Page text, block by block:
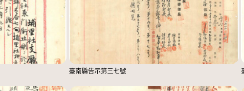
臺南縣告示第三七號